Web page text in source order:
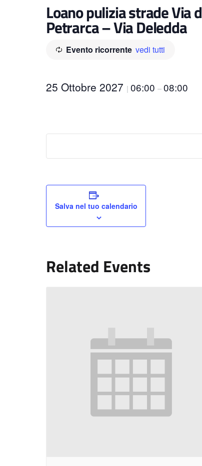
Loano pulizia strade Via
Petrarca – Via Deledda
Evento ricorrente vedi tutti
25 Ottobre 2027 | 06:00 –08:00
Salva nel tuo calendario
Related Events